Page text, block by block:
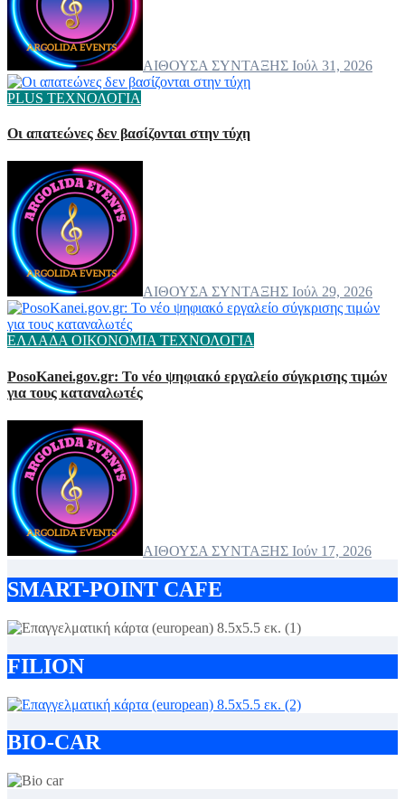
ΑΙΘΟΥΣΑ ΣΥΝΤΑΞΗΣ Ιούλ 31, 2026
PLUS ΤΕΧΝΟΛΟΓΙΑ
Οι απατεώνες δεν βασίζονται στην τύχη
ΑΙΘΟΥΣΑ ΣΥΝΤΑΞΗΣ Ιούλ 29, 2026
ΕΛΛΑΔΑ ΟΙΚΟΝΟΜΙΑ ΤΕΧΝΟΛΟΓΙΑ
PosoKanei.gov.gr: Το νέο ψηφιακό εργαλείο σύγκρισης τιμών
για τους καταναλωτές
ΑΙΘΟΥΣΑ ΣΥΝΤΑΞΗΣ Ιούν 17, 2026
SMART-POINT CAFE
FILION
BIO-CAR